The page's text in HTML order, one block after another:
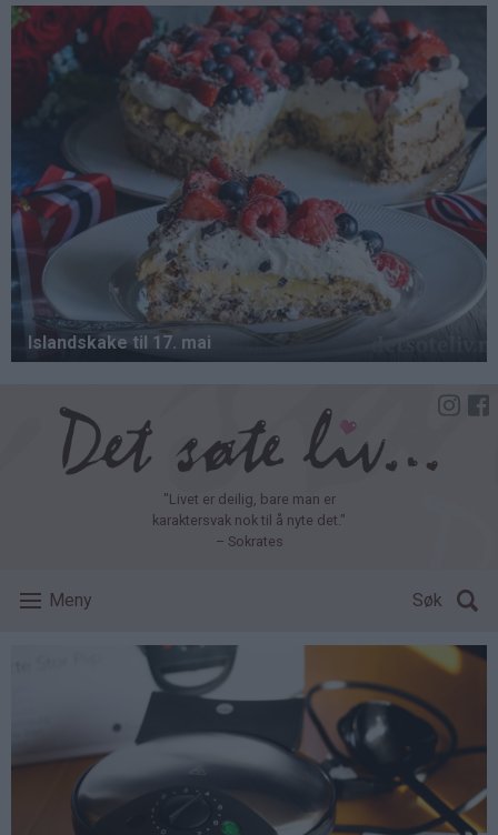
Hopp
hovedinnhold
"Livet er deilig, bare man er
karaktersvak nok til å nyte det."
– Sokrates
Meny Søk